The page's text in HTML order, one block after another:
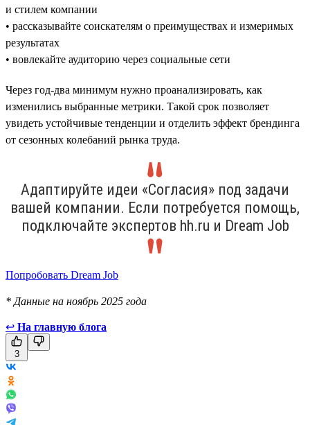
и стилем компании
• рассказывайте соискателям о преимуществах и измеримых
результатах
• вовлекайте аудиторию через социальные сети
Через год-два минимум нужно проанализировать, как
изменились выбранные метрики. Такой срок позволяет
увидеть устойчивые тенденции и отделить эффект брендинга
от сезонных колебаний рынка труда.
Адаптируйте идеи «Согласия» под задачи
вашей компании. Если потребуется помощь,
подключайте экспертов hh.ru и Dream Job
Попробовать Dream Job
* Данные на ноябрь 2025 года
↩ На главную блога
3